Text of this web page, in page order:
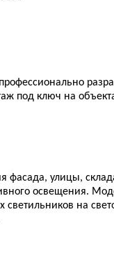
под ключ на
фасада, улицы,
освещения.
светильников на